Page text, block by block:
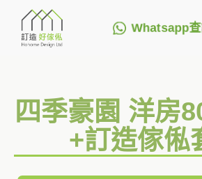
Whatsapp
四季豪園 洋房
+訂造傢俬